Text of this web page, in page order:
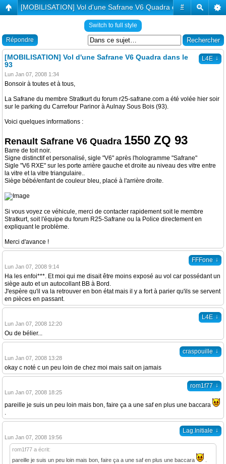
#
[MOBILISATION] Vol d'une Safrane V6 Quadra dans le 93
Switch to full style
Répondre
L4E ↓
[MOBILISATION] Vol d'une Safrane V6 Quadra dans le
93
Lun Jan 07, 2008 1:34
Bonsoir à toutes et à tous,
La Safrane du membre Stratkurt du forum r25-safrane.com a été volée hier soir
sur le parking du Carrefour Parinor à Aulnay Sous Bois (93).
Voici quelques informations :
Renault Safrane V6 Quadra 1550 ZQ 93
Barre de toit noir.
Signe distinctif et personalisé, sigle "V6" après l'hologramme "Safrane"
Sigle "V6 RXE" sur les porte arrière gauche et droite au niveau des vitre entre
la vitre et la vitre triangulaire..
Siège bébé/enfant de couleur bleu, placé à l'arrière droite.
Si vous voyez ce véhicule, merci de contacter rapidement soit le membre
Stratkurt, soit l'équipe du forum R25-Safrane ou la Police directement en
expliquant le problème.
Merci d'avance !
FFFone ↓
Lun Jan 07, 2008 9:14
Ha les enfoi***. Et moi qui me disait être moins exposé au vol car possédant un
siège auto et un autocollant BB à Bord.
J'espère qu'il va la retrouver en bon état mais il y a fort à parier qu'ils se servent
en pièces en passant.
L4E ↓
Lun Jan 07, 2008 12:20
Ou de bélier...
craspouille ↓
Lun Jan 07, 2008 13:28
okay c noté c un peu loin de chez moi mais sait on jamais
rom1f77 ↓
Lun Jan 07, 2008 18:25
pareille je suis un peu loin mais bon, faire ça a une saf en plus une baccara
.
Lag.Initiale ↓
Lun Jan 07, 2008 19:56
rom1f77 a écrit:
pareille je suis un peu loin mais bon, faire ça a une saf en plus une baccara